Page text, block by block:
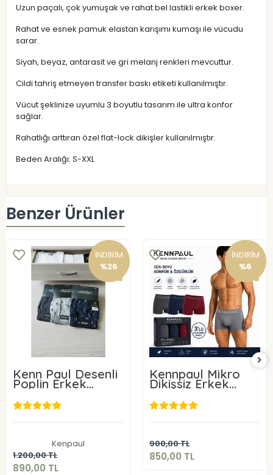
Uzun paçalı, çok yumuşak ve rahat bel lastikli erkek boxer.
Rahat ve esnek pamuk elastan karışımı kumaşı ile vücudu
sarar.
Siyah, beyaz, antarasit ve gri melanj renkleri mevcuttur.
Cildi tahriş etmeyen transfer baskı etiketi kullanılmıştır.
Vücut şeklinize uyumlu 3 boyutlu tasarım ile ultra konfor
sağlar.
Rahatlığı arttıran özel flat-lock dikişler kullanılmıştır.
Beden Aralığı: S-XXL
Benzer Ürünler
İNDİRİM
%26
Kenn Paul Desenli
Poplin Erkek
Boxer 6 Adet
Kenpaul
1.200,00 TL
890,00 TL
Sepete Ekle
İNDİRİM
%6
Kennpaul Mikro
Dikişsiz Erkek
Boxer 3 Lü Paket
900,00 TL
850,00 TL
850,00 TL